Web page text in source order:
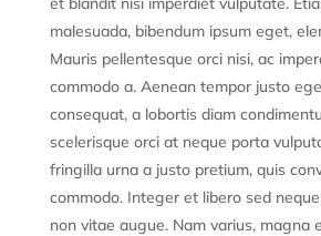
malesuada, bibendum ipsum eget,
Mauris pellentesque orci nisi, ac
commodo a. Aenean tempor justo
consequat, a lobortis diam
scelerisque orci at neque porta
fringilla urna a justo pretium, quis
commodo. Integer et libero sed
non vitae augue. Nam varius, magna